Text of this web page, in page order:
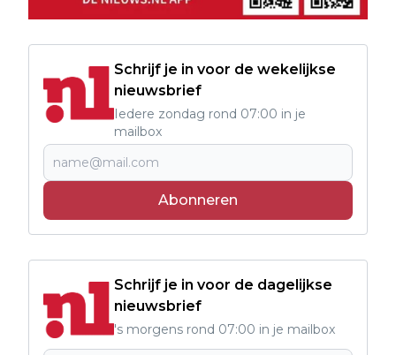
Schrijf je in voor de wekelijkse
nieuwsbrief
Iedere zondag rond 07:00 in je
mailbox
Abonneren
Schrijf je in voor de dagelijkse
nieuwsbrief
's morgens rond 07:00 in je mailbox